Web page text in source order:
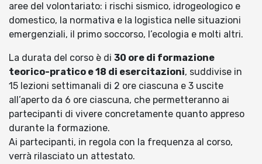
aree del volontariato: i rischi sismico, idrogeologico e
domestico, la normativa e la logistica nelle situazioni
emergenziali, il primo soccorso, l’ecologia e molti altri.
La durata del corso è di 30 ore di formazione
teorico-pratico e 18 di esercitazioni, suddivise in
15 lezioni settimanali di 2 ore ciascuna e 3 uscite
all’aperto da 6 ore ciascuna, che permetteranno ai
partecipanti di vivere concretamente quanto appreso
durante la formazione.
Ai partecipanti, in regola con la frequenza al corso,
verrà rilasciato un attestato.